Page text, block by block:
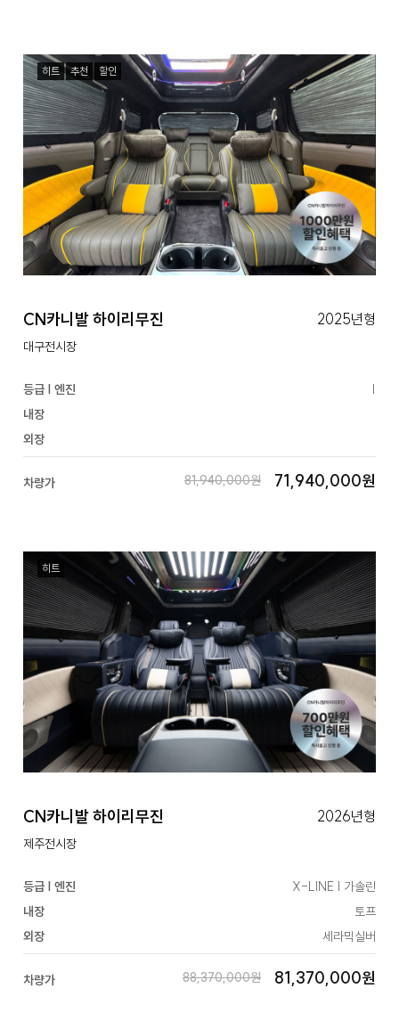
히트 추천 할인
CN카니발 하이리무진 2025년형
대구전시장
등급 | 엔진
|
내장
외장
차량가 81,940,000원 71,940,000원
히트
CN카니발 하이리무진 2026년형
제주전시장
등급 | 엔진
X-LINE | 가솔린
내장
토프
외장
세라믹실버
차량가 88,370,000원 81,370,000원